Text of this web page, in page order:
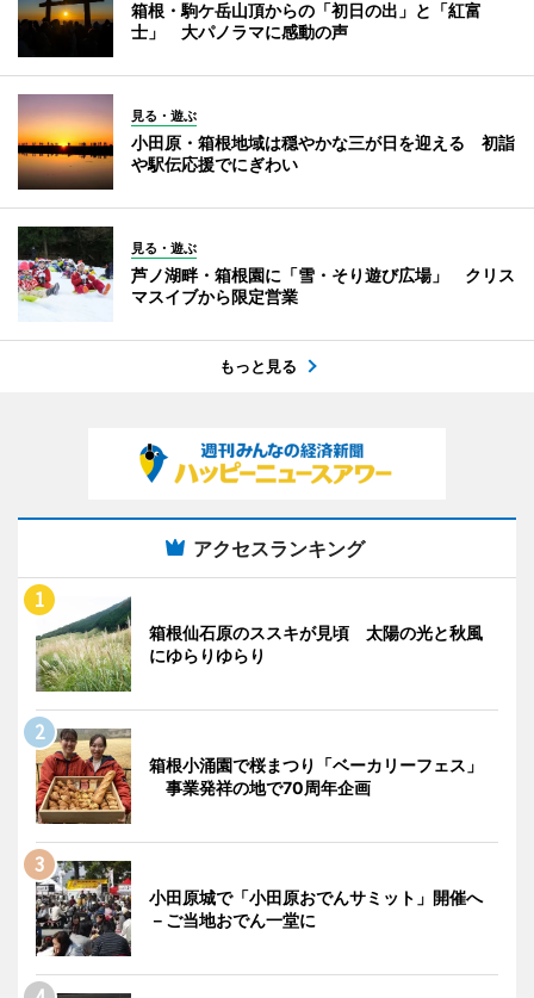
箱根・駒ケ岳山頂からの「初日の出」と「紅富
士」 大パノラマに感動の声
見る・遊ぶ
小田原・箱根地域は穏やかな三が日を迎える 初詣
や駅伝応援でにぎわい
見る・遊ぶ
芦ノ湖畔・箱根園に「雪・そり遊び広場」 クリス
マスイブから限定営業
もっと見る
アクセスランキング
箱根仙石原のススキが見頃 太陽の光と秋風
にゆらりゆらり
箱根小涌園で桜まつり「ベーカリーフェス」
事業発祥の地で70周年企画
小田原城で「小田原おでんサミット」開催へ
－ご当地おでん一堂に